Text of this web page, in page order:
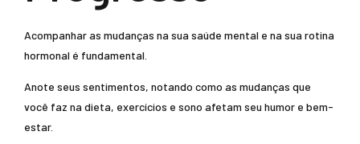
Acompanhar as mudanças na sua saúde mental e na sua rotina
hormonal é fundamental.
Anote seus sentimentos, notando como as mudanças que
você faz na dieta, exercícios e sono afetam seu humor e bem-
estar.